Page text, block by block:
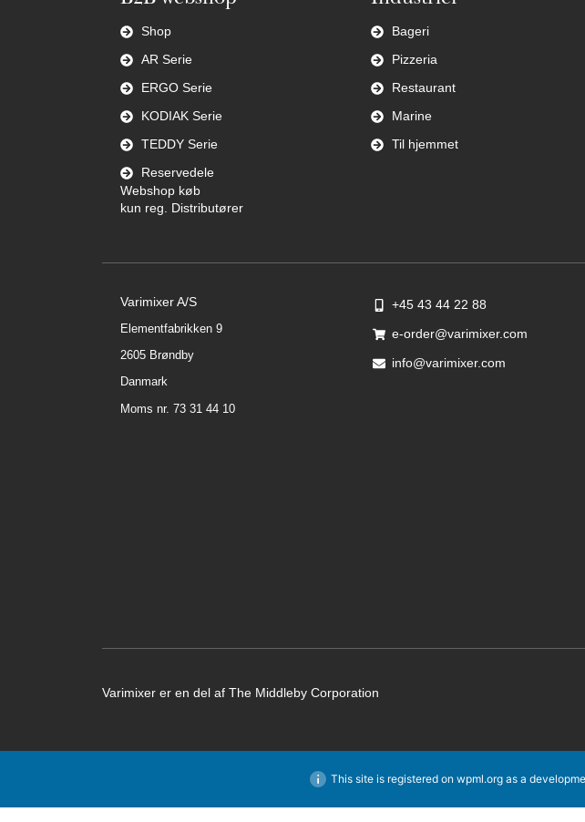
Shop
AR Serie
ERGO Serie
KODIAK Serie
TEDDY Serie
Reservedele
Webshop køb
kun reg. Distributører
Bageri
Pizzeria
Restaurant
Marine
Til hjemmet
Varimixer A/S
Elementfabrikken 9
2605 Brøndby
Danmark
Moms nr. 73 31 44 10
+45 43 44 22 88
e-order@varimixer.com
info@varimixer.com
Varimixer er en del af The Middleby Corporation
This site is registered on wpml.orgas a